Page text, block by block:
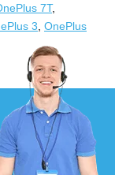
7T,
3 OnePlus